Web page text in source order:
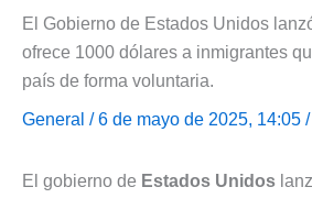
El Gobierno de Estados Unidos
ofrece 1000 dólares a inmigrantes
país de forma voluntaria.
General / 6 de mayo de 2025, 14:05
El gobierno de Estados Unidos